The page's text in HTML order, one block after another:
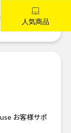
けの対応になり
お客様サポ